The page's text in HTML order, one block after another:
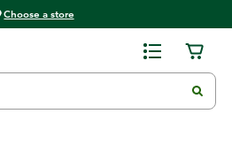
Choose a store